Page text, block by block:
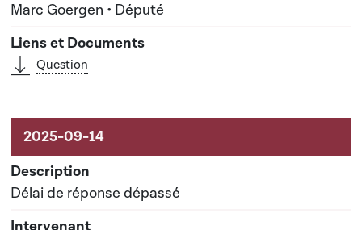
Marc Goergen • Député
Question
Délai de réponse dépassé